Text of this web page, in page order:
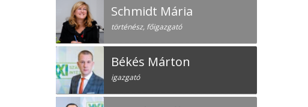
Schmidt Mária
történész, főigazgató
Békés Márton
igazgató